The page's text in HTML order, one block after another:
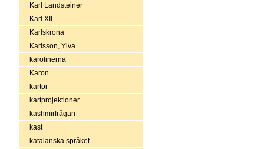
Karl Landsteiner
Karl XII
Karlskrona
Karlsson, Ylva
karolinerna
Karon
kartor
kartprojektioner
kashmirfrågan
kast
katalanska språket